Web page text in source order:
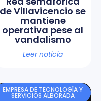
de Villavicencio se
mantiene
operativa pese al
vandalismo
Leer noticia
EMPRESA DE TECNOLOGÍA Y
SERVICIOS ALBORADA